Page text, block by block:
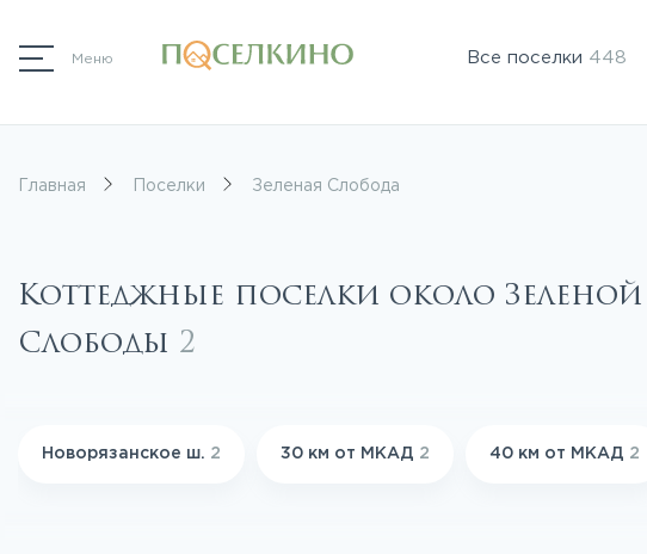
Меню Все поселки 448
Главная Поселки Зеленая Слобода
Коттеджные поселки около Зеленой
Слободы 2
Новорязанское ш. 2 30 км от МКАД 2 40 км от МКАД 2